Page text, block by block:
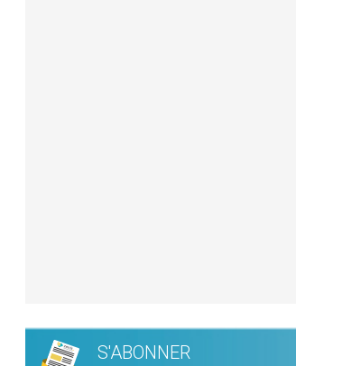
S'ABONNER